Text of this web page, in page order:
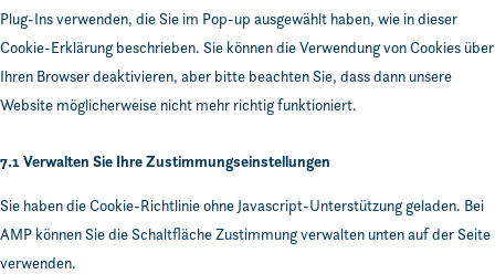
Plug-Ins verwenden, die Sie im Pop-up ausgewählt haben, wie in dieser
Cookie-Erklärung beschrieben. Sie können die Verwendung von Cookies über
Ihren Browser deaktivieren, aber bitte beachten Sie, dass dann unsere
Website möglicherweise nicht mehr richtig funktioniert.
7.1 Verwalten Sie Ihre Zustimmungseinstellungen
Sie haben die Cookie-Richtlinie ohne Javascript-Unterstützung geladen. Bei
AMP können Sie die Schaltfläche Zustimmung verwalten unten auf der Seite
verwenden.